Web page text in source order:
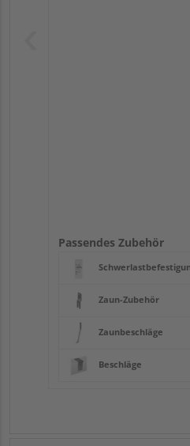
Passendes Zubehör
Zaun-Zubehör
Zaunbeschläge
Beschläge